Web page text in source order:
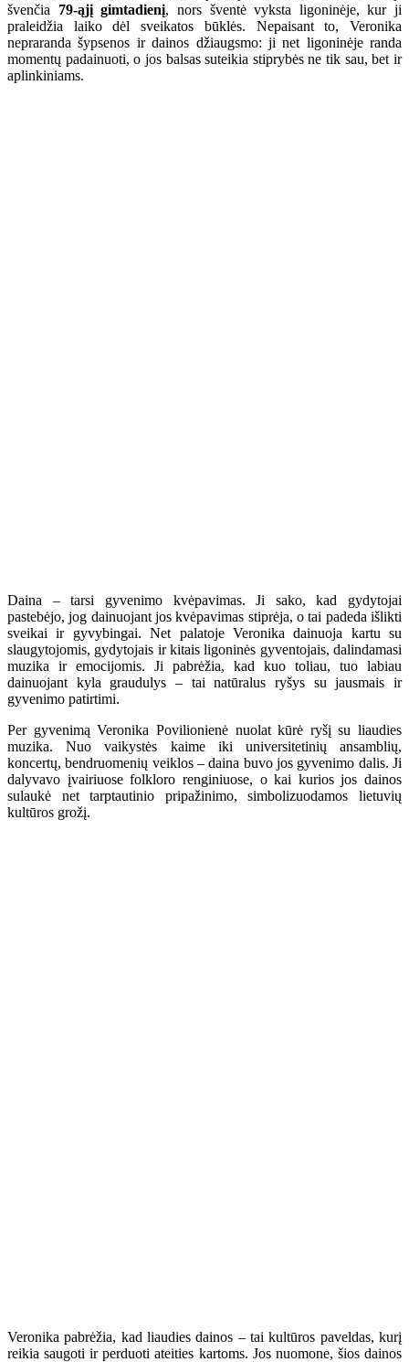
švenčia 79-ąjį gimtadienį, nors šventė vyksta ligoninėje, kur ji
praleidžia laiko dėl sveikatos būklės. Nepaisant to, Veronika
nepraranda šypsenos ir dainos džiaugsmo: ji net ligoninėje randa
momentų padainuoti, o jos balsas suteikia stiprybės ne tik sau, bet ir
aplinkiniams.
Daina – tarsi gyvenimo kvėpavimas. Ji sako, kad gydytojai
pastebėjo, jog dainuojant jos kvėpavimas stiprėja, o tai padeda išlikti
sveikai ir gyvybingai. Net palatoje Veronika dainuoja kartu su
slaugytojomis, gydytojais ir kitais ligoninės gyventojais, dalindamasi
muzika ir emocijomis. Ji pabrėžia, kad kuo toliau, tuo labiau
dainuojant kyla graudulys – tai natūralus ryšys su jausmais ir
gyvenimo patirtimi.
Per gyvenimą Veronika Povilionienė nuolat kūrė ryšį su liaudies
muzika. Nuo vaikystės kaime iki universitetinių ansamblių,
koncertų, bendruomenių veiklos – daina buvo jos gyvenimo dalis. Ji
dalyvavo įvairiuose folkloro renginiuose, o kai kurios jos dainos
sulaukė net tarptautinio pripažinimo, simbolizuodamos lietuvių
kultūros grožį.
Veronika pabrėžia, kad liaudies dainos – tai kultūros paveldas, kurį
reikia saugoti ir perduoti ateities kartoms. Jos nuomone, šios dainos